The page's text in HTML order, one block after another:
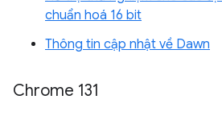
chuẩn hoá 16 bit
Thông tin cập nhật về Dawn
Chrome 131